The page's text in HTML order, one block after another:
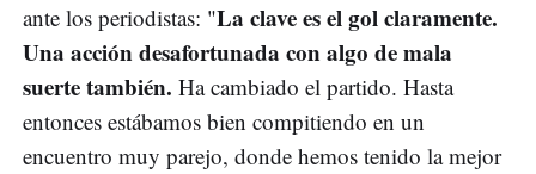
ante los periodistas: "La clave es el gol claramente.
Una acción desafortunada con algo de mala
suerte también. Ha cambiado el partido. Hasta
entonces estábamos bien compitiendo en un
encuentro muy parejo, donde hemos tenido la mejor